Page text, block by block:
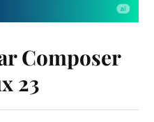
Composer
23